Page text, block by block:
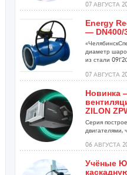
07 АВГУСТА
Energy
— DN400/
диаметр
из стали
07 АВГУСТА
Новинка
ZILON
Серия
двигателями,
06 АВГУСТА
Учёные